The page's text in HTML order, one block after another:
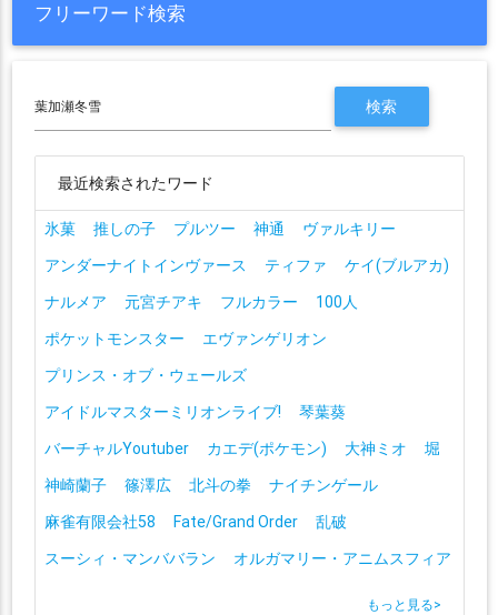
フリーワード検索
最近検索されたワード
氷菓 推しの子 プルツー 神通
ヴァルキリー
アンダーナイトインヴァース
ティファ
ケイ(ブルアカ)
ナルメア
元宮チアキ フルカラー
100人
ポケットモンスター
エヴァンゲリオン
プリンス・オブ・ウェールズ
アイドルマスターミリオンライブ!
琴葉葵
バーチャルYoutuber
カエデ(ポケモン) 大神ミオ
堀
神崎蘭子
篠澤広 北斗の拳
ナイチンゲール
麻雀有限会社58
Fate/Grand Order
乱破
スーシィ・マンババラン
オルガマリー・アニムスフィア
もっと見る>